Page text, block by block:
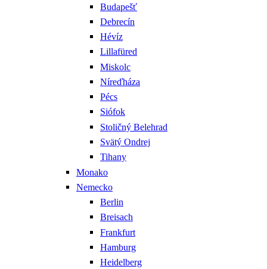
Budapešť
Debrecín
Hévíz
Lillafüred
Miskolc
Níreďháza
Pécs
Siófok
Stoličný Belehrad
Svätý Ondrej
Tihany
Monako
Nemecko
Berlin
Breisach
Frankfurt
Hamburg
Heidelberg